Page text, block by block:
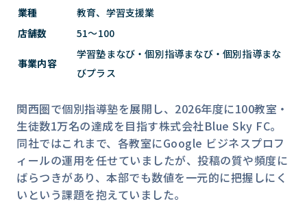
業種
教育、学習支援業
店舗数
51〜100
事業内容
学習塾まなび・個別指導まなび・個別指導まな
びプラス
関西圏で個別指導塾を展開し、2026年度に100教室・
生徒数1万名の達成を目指す株式会社Blue Sky FC。
同社ではこれまで、各教室にGoogle ビジネスプロフ
ィールの運用を任せていましたが、投稿の質や頻度に
ばらつきがあり、本部でも数値を一元的に把握しにく
いという課題を抱えていました。